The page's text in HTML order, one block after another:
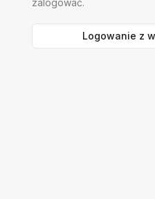
zalogować.
Logowanie z